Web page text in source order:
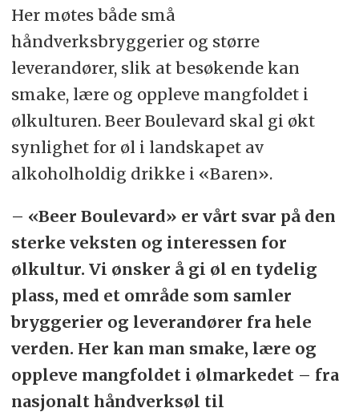
Her møtes både små
håndverksbryggerier og større
leverandører, slik at besøkende kan
smake, lære og oppleve mangfoldet i
ølkulturen. Beer Boulevard skal gi økt
synlighet for øl i landskapet av
alkoholholdig drikke i «Baren».
– «Beer Boulevard» er vårt svar på den
sterke veksten og interessen for
ølkultur. Vi ønsker å gi øl en tydelig
plass, med et område som samler
bryggerier og leverandører fra hele
verden. Her kan man smake, lære og
oppleve mangfoldet i ølmarkedet – fra
nasjonalt håndverksøl til